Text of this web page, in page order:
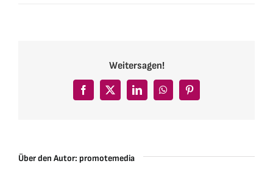
Weitersagen!
Facebook
X LinkedInWhatsAppPinterest
Über den Autor: promotemedia